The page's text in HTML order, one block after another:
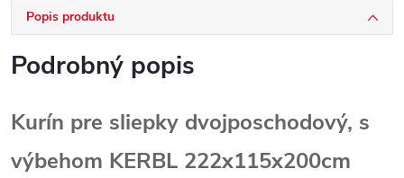
Popis produktu
Podrobný popis
Kurín pre sliepky dvojposchodový, s
výbehom KERBL 222x115x200cm